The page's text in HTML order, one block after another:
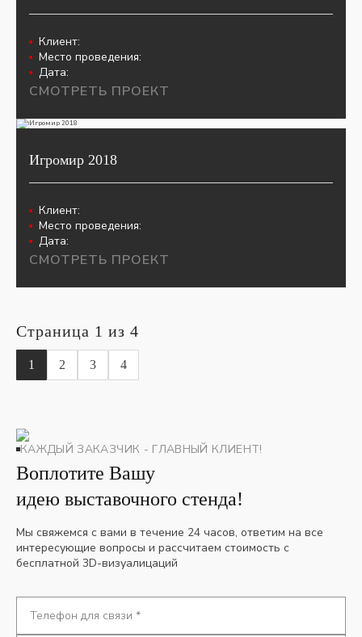
Клиент:
Место проведения:
Дата:
СМОТРЕТЬ ПРОЕКТ
Игромир 2018
Клиент:
Место проведения:
Дата:
СМОТРЕТЬ ПРОЕКТ
Страница 1 из 4
1 2 3 4
КАЖДЫЙ ЗАКАЗЧИК - ГЛАВНЫЙ КЛИЕНТ!
Воплотите Вашу
идею выставочного стенда!
Мы свяжемся с вами в течение 24 часов, ответим на все
интересующие вопросы и рассчитаем стоимость с
бесплатной 3D-визуалицаций